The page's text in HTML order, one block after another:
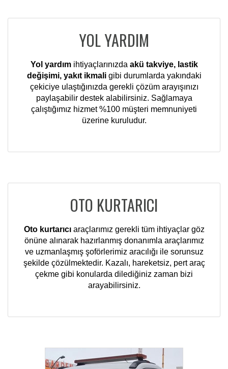
YOL YARDIM
Yol yardımihtiyaçlarınızda akü takviye, lastik
değişimi, yakıt ikmaligibi durumlarda yakındaki
çekiciye ulaştığınızda gerekli çözüm arayışınızı
paylaşabilir destek alabilirsiniz. Sağlamaya
çalıştığımız hizmet %100 müşteri memnuniyeti
üzerine kuruludur.
OTO KURTARICI
Oto kurtarıcıaraçlarımız gerekli tüm ihtiyaçlar göz
önüne alınarak hazırlanmış donanımla araçlarımız
ve uzmanlaşmış şoförlerimiz aracılığı ile sorunsuz
şekilde çözülmektedir. Kazalı, hareketsiz, pert araç
çekme gibi konularda dilediğiniz zaman bizi
arayabilirsiniz.